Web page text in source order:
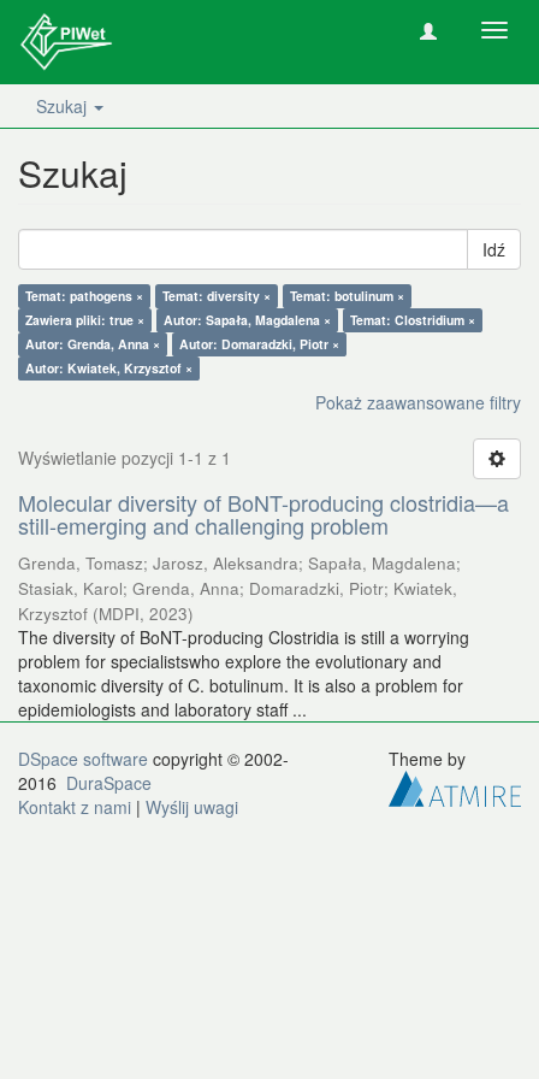
Szukaj
Szukaj
Idź
Temat: pathogens × Temat: diversity ×
Temat: botulinum ×
Zawiera pliki: true ×
Autor: Sapała, Magdalena ×
Temat: Clostridium ×
Autor: Grenda, Anna ×
Autor: Domaradzki, Piotr ×
Autor: Kwiatek, Krzysztof ×
Pokaż zaawansowane filtry
Wyświetlanie pozycji 1-1 z 1
Molecular diversity of BoNT-producing clostridia—a
still-emerging and challenging problem
Grenda, Tomasz; Jarosz, Aleksandra; Sapała, Magdalena;
Stasiak, Karol; Grenda, Anna; Domaradzki, Piotr; Kwiatek,
Krzysztof (MDPI, 2023)
The diversity of BoNT-producing Clostridia is still a worrying
problem for specialistswho explore the evolutionary and
taxonomic diversity of C. botulinum. It is also a problem for
epidemiologists and laboratory staff ...
DSpace software copyright © 2002-
2016 DuraSpace
Kontakt z nami | Wyślij uwagi
Theme by